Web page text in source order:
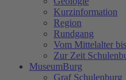
Kurzinformation
Region
Rundgang
Vom Mittelalter
Zur Zeit
MuseumBurg
Graf Schulenburg